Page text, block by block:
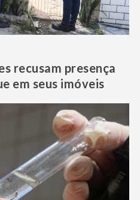
recusam presença
em seus imóveis